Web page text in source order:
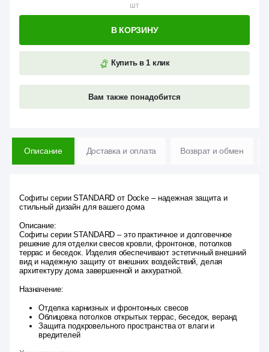
шт
Купить в 1 клик
Вам также понадобится
В КОРЗИНУ
Описание Доставка и оплата Возврат и обмен
Софиты серии STANDARD от Docke – надежная защита и
стильный дизайн для вашего дома
Описание:
Софиты серии STANDARD – это практичное и долговечное
решение для отделки свесов кровли, фронтонов, потолков
террас и беседок. Изделия обеспечивают эстетичный внешний
вид и надежную защиту от внешних воздействий, делая
архитектуру дома завершенной и аккуратной.
Назначение:
Отделка карнизных и фронтонных свесов
Облицовка потолков открытых террас, беседок, веранд
Защита подкровельного пространства от влаги и
вредителей